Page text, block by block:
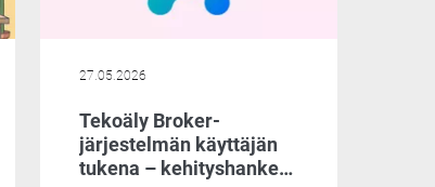
27.05.2026
Tekoäly Broker-
järjestelmän käyttäjän
tukena – kehityshanke